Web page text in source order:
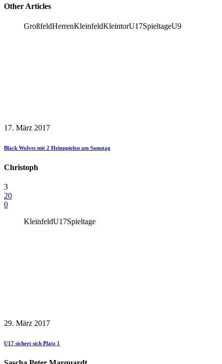
Other Articles
GroßfeldHerrenKleinfeldKleintorU17SpieltageU9
17. März 2017
Black Wolves mit 2 Heimspielen am Samstag
Christoph
3
20
0
KleinfeldU17Spieltage
29. März 2017
U17 sichert sich Platz 1